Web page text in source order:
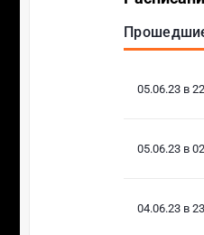
05.06.23 в
05.06.23 в
04.06.23 в